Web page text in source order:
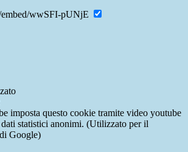
wwSFI-pUNjE
imposta questo cookie tramite video youtube
statistici anonimi. (Utilizzato per il
Google)